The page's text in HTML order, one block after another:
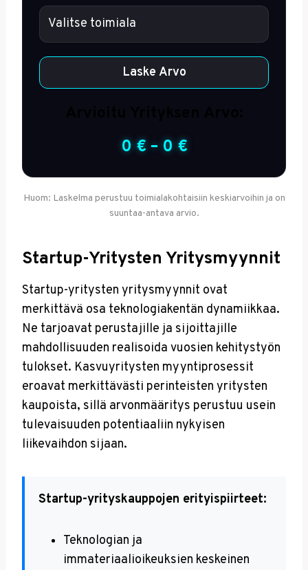
Laske Arvo
0 € – 0 €
Huom: Laskelma perustuu toimialakohtaisiin keskiarvoihin ja on
suuntaa-antava arvio.
Startup-Yritysten Yritysmyynnit
Startup-yritysten yritysmyynnit ovat
merkittävä osa teknologiakentän dynamiikkaa.
Ne tarjoavat perustajille ja sijoittajille
mahdollisuuden realisoida vuosien kehitystyön
tulokset. Kasvuyritysten myyntiprosessit
eroavat merkittävästi perinteisten yritysten
kaupoista, sillä arvonmääritys perustuu usein
tulevaisuuden potentiaaliin nykyisen
liikevaihdon sijaan.
Startup-yrityskauppojen erityispiirteet:
Teknologian ja
immateriaalioikeuksien keskeinen